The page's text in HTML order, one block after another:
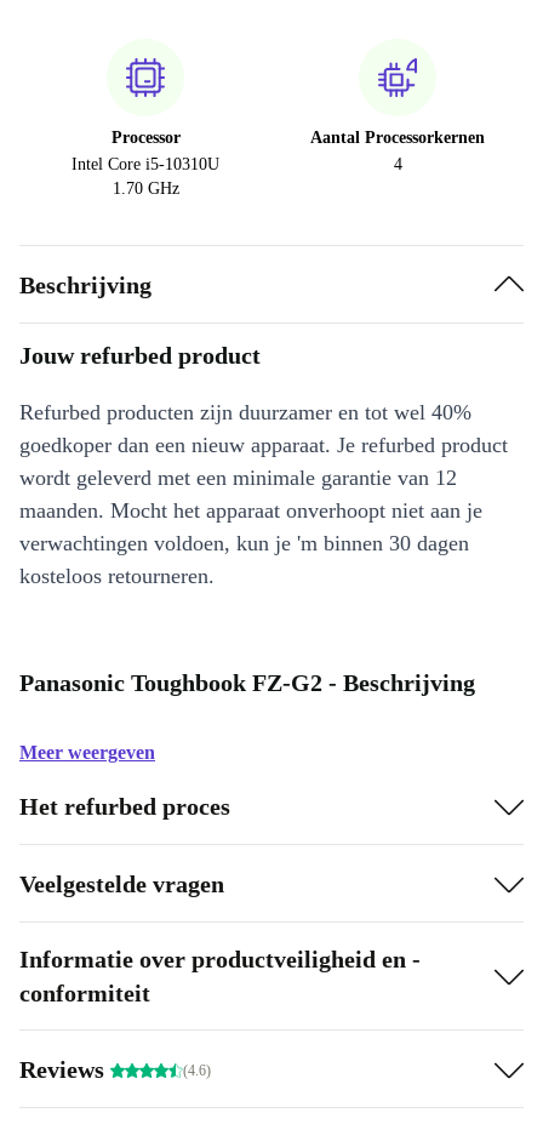
Processor
Intel Core i5-10310U
1.70 GHz
Aantal Processorkernen
4
Beschrijving
Jouw refurbed product
Refurbed producten zijn duurzamer en tot wel 40%
goedkoper dan een nieuw apparaat. Je refurbed product
wordt geleverd met een minimale garantie van 12
maanden. Mocht het apparaat onverhoopt niet aan je
verwachtingen voldoen, kun je 'm binnen 30 dagen
kosteloos retourneren.
Panasonic Toughbook FZ-G2 - Beschrijving
Meer weergeven
Het refurbed proces
Veelgestelde vragen
Informatie over productveiligheid en -
conformiteit
Reviews (4.6)